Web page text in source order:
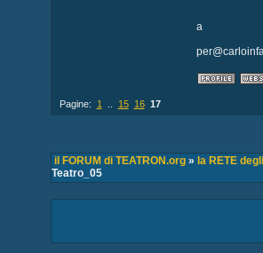
a
Pagine: 1 15 16 17
il FORUM di TEATRON.org» la RETE
Teatro_05